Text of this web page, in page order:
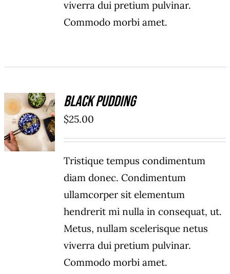
viverra dui pretium pulvinar.
Commodo morbi amet.
ADD TO
CART
/
DÉTAILS
Black Pudding
$25.00
Tristique tempus condimentum
diam donec. Condimentum
ullamcorper sit elementum
hendrerit mi nulla in consequat, ut.
Metus, nullam scelerisque netus
viverra dui pretium pulvinar.
Commodo morbi amet.